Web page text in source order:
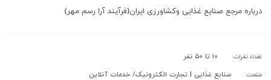
درباره مرجع صنایع غذایی وکشاورزی ایران(فرآیند آرا رسم مهر)
تعداد نفرات: ۱۰ تا ۵۰ نفر
صنعت: صنایع غذایی | تجارت الکترونیک/ خدمات آنلاین